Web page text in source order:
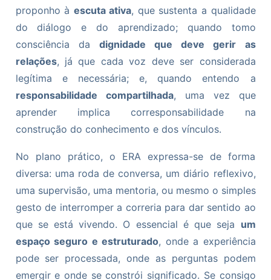
proponho à escuta ativa, que sustenta a qualidade
do diálogo e do aprendizado; quando tomo
consciência da dignidade que deve gerir as
relações, já que cada voz deve ser considerada
legítima e necessária; e, quando entendo a
responsabilidade compartilhada, uma vez que
aprender implica corresponsabilidade na
construção do conhecimento e dos vínculos.
No plano prático, o ERA expressa-se de forma
diversa: uma roda de conversa, um diário reflexivo,
uma supervisão, uma mentoria, ou mesmo o simples
gesto de interromper a correria para dar sentido ao
que se está vivendo. O essencial é que seja um
espaço seguro e estruturado, onde a experiência
pode ser processada, onde as perguntas podem
emergir e onde se constrói significado. Se consigo